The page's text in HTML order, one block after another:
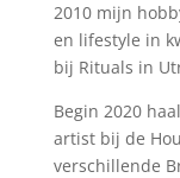
2010 mijn
en lifestyle in
bij Rituals in
Begin 2020
artist bij de
verschillende